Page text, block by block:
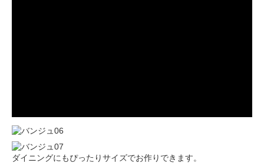
ダイニングにもぴったりサイズでお作りできます。